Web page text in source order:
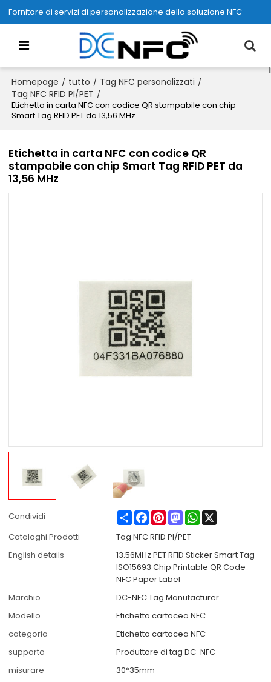
Fornitore di servizi di personalizzazione della soluzione NFC
Homepage / tutto / Tag NFC personalizzati /
Tag NFC RFID PI/PET /
Etichetta in carta NFC con codice QR stampabile con chip
Smart Tag RFID PET da 13,56 MHz
Etichetta in carta NFC con codice QR
stampabile con chip Smart Tag RFID PET da
13,56 MHz
Condividi ShareFacebook
PinterestMastodonWhatsApp
Cataloghi Prodotti
Tag NFC RFID PI/PET
English details
13.56MHz PET RFID Sticker Smart Tag
ISO15693 Chip Printable QR Code
NFC Paper Label
Marchio
DC-NFC Tag Manufacturer
Modello
Etichetta cartacea NFC
categoria
Etichetta cartacea NFC
supporto
Produttore di tag DC-NFC
misurare
30*35mm